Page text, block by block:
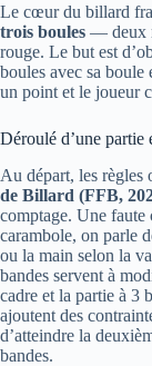
Le cœur du billard
trois boules — deux
rouge. Le but est
boules avec sa boule
un point et le joueur
Déroulé d’une partie
Au départ, les règles
de Billard (FFB,
comptage. Une faute
carambole, on parle
ou la main selon la
bandes servent à
cadre et la partie à 3
ajoutent des
d’atteindre la
bandes.